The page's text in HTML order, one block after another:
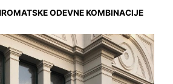
ODEVNE KOMBINACIJE